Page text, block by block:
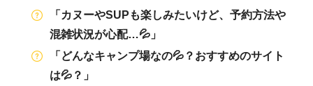
「カヌーやSUPも楽しみたいけど、予約方法や
混雑状況が心配…💦」
「どんなキャンプ場なの💦？おすすめのサイト
は💦？」